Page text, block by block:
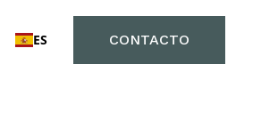
ES CONTACTO